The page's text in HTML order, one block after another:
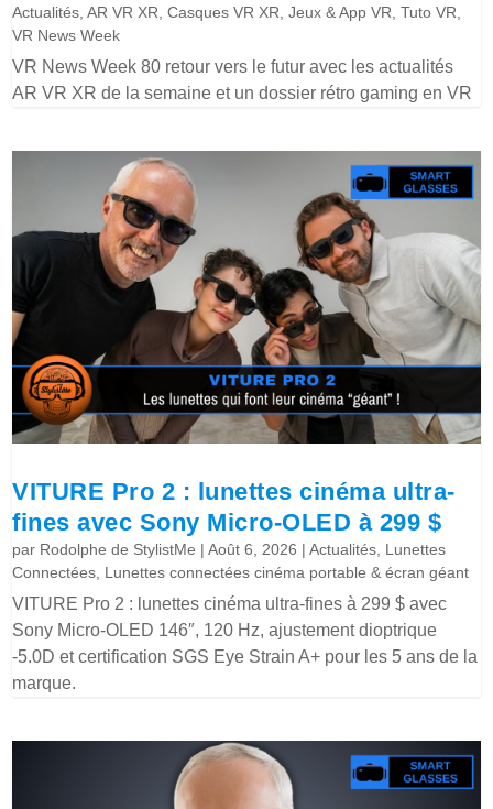
Actualités,AR VR XR,Casques VR XR,Jeux & App VR,Tuto VR,
VR News Week
VR News Week 80 retour vers le futur avec les actualités
AR VR XR de la semaine et un dossier rétro gaming en VR
VITURE Pro 2 : lunettes cinéma ultra-
fines avec Sony Micro-OLED à 299 $
par Rodolphe de StylistMe |Août 6, 2026 |Actualités, Lunettes
Connectées, Lunettes connectées cinéma portable & écran géant
VITURE Pro 2 : lunettes cinéma ultra-fines à 299 $ avec
Sony Micro-OLED 146″, 120 Hz, ajustement dioptrique
-5.0D et certification SGS Eye Strain A+ pour les 5 ans de la
marque.